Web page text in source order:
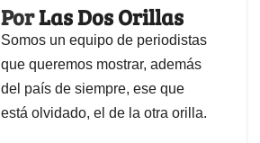
PorLas Dos Orillas
Somos un equipo de periodistas
que queremos mostrar, además
del país de siempre, ese que
está olvidado, el de la otra orilla.